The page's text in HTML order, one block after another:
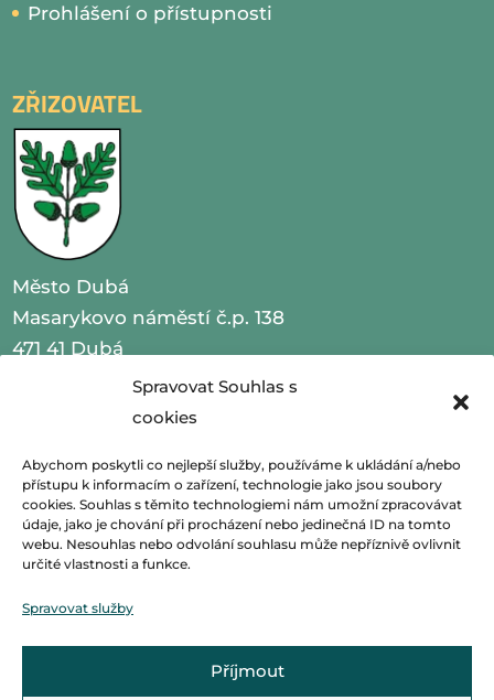
Spravovat Souhlas s
cookies
Abychom poskytli co nejlepší služby, používáme k ukládání a/nebo
přístupu k informacím o zařízení, technologie jako jsou soubory
cookies. Souhlas s těmito technologiemi nám umožní zpracovávat
údaje, jako je chování při procházení nebo jedinečná ID na tomto
webu. Nesouhlas nebo odvolání souhlasu může nepříznivě ovlivnit
určité vlastnosti a funkce.
Spravovat služby
Příjmout
Prohlášení o přístupnosti
ZŘIZOVATEL
Město Dubá
Masarykovo náměstí č.p. 138
471 41 Dubá
IČO 00260479
emailpodatelna@mestoduba.cz
webhttp://www.mestoduba.cz